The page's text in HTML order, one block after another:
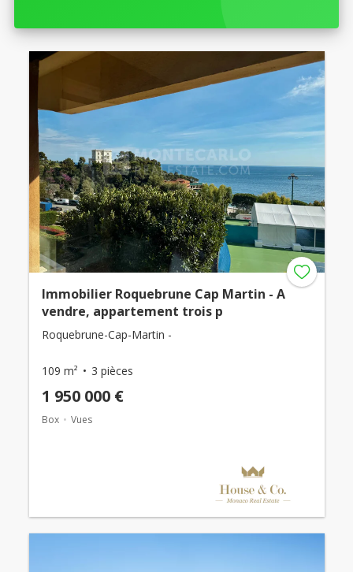
Immobilier Roquebrune Cap Martin - A
vendre, appartement trois p
Roquebrune-Cap-Martin -
109 m² 3 pièces
1 950 000 €
Box Vues